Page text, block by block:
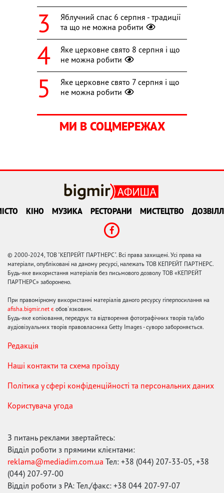
Яблучний спас 6 серпня - традиції
та що не можна робити
Яке церковне свято 8 серпня і що
не можна робити
Яке церковне свято 7 серпня і що
не можна робити
МИ В СОЦМЕРЕЖАХ
КІНО МУЗИКА РЕСТОРАНИ МИСТЕЦТВО
© 2000-2024, ТОВ "КЕПРЕЙТ ПАРТНЕРС". Всі права захищені. Усі права на
матеріали, опубліковані на даному ресурсі, належать ТОВ КЕПРЕЙТ ПАРТНЕРС.
Будь-яке використання матеріалів без письмового дозволу ТОВ «КЕПРЕЙТ
ПАРТНЕРС» заборонено.
При правомірному використанні матеріалів даного ресурсу гіперпосилання на
afisha.bigmir.net є обов'язковим.
Будь-яке копіювання, передрук та відтворення фотографічних творів та/або
аудіовізуальних творів правовласника Getty Images - суворо забороняється.
Редакція
Наші контакти та схема проїзду
Політика у сфері конфіденційності та персональних даних
Користувача угода
З питань реклами звертайтесь:
Відділ роботи з прямими клієнтами:
reklama@mediadim.com.ua Тел: +38 (044) 207-33-05, +38
(044) 207-97-00
Відділ роботи з РА: Тел./факс: +38 044 207-97-07